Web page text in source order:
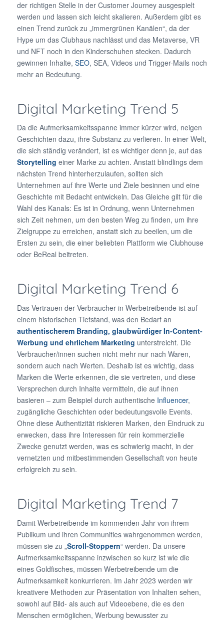
der richtigen Stelle in der Customer Journey ausgespielt
werden und lassen sich leicht skalieren. Außerdem gibt es
einen Trend zurück zu „immergrünen Kanälen“, da der
Hype um das Clubhaus nachlässt und das Metaverse, VR
und NFT noch in den Kinderschuhen stecken. Dadurch
gewinnen Inhalte, SEO, SEA, Videos und Trigger-Mails noch
mehr an Bedeutung.
Digital Marketing Trend 5
Da die Aufmerksamkeitsspanne immer kürzer wird, neigen
Geschichten dazu, ihre Substanz zu verlieren. In einer Welt,
die sich ständig verändert, ist es wichtiger denn je, auf das
Storytelling einer Marke zu achten. Anstatt blindlings dem
nächsten Trend hinterherzulaufen, sollten sich
Unternehmen auf ihre Werte und Ziele besinnen und eine
Geschichte mit Bedacht entwickeln. Das Gleiche gilt für die
Wahl des Kanals: Es ist in Ordnung, wenn Unternehmen
sich Zeit nehmen, um den besten Weg zu finden, um ihre
Zielgruppe zu erreichen, anstatt sich zu beeilen, um die
Ersten zu sein, die einer beliebten Plattform wie Clubhouse
oder BeReal beitreten.
Digital Marketing Trend 6
Das Vertrauen der Verbraucher in Werbetreibende ist auf
einem historischen Tiefstand, was den Bedarf an
authentischerem Branding, glaubwürdiger In-Content-
Werbung und ehrlichem Marketing unterstreicht. Die
Verbraucher/innen suchen nicht mehr nur nach Waren,
sondern auch nach Werten. Deshalb ist es wichtig, dass
Marken die Werte erkennen, die sie vertreten, und diese
Versprechen durch Inhalte vermitteln, die auf ihnen
basieren – zum Beispiel durch authentische Influencer,
zugängliche Geschichten oder bedeutungsvolle Events.
Ohne diese Authentizität riskieren Marken, den Eindruck zu
erwecken, dass ihre Interessen für rein kommerzielle
Zwecke genutzt werden, was es schwierig macht, in der
vernetzten und mitbestimmenden Gesellschaft von heute
erfolgreich zu sein.
Digital Marketing Trend 7
Damit Werbetreibende im kommenden Jahr von ihrem
Publikum und ihren Communities wahrgenommen werden,
müssen sie zu „Scroll-Stoppern“ werden. Da unsere
Aufmerksamkeitsspanne inzwischen so kurz ist wie die
eines Goldfisches, müssen Werbetreibende um die
Aufmerksamkeit konkurrieren. Im Jahr 2023 werden wir
kreativere Methoden zur Präsentation von Inhalten sehen,
sowohl auf Bild- als auch auf Videoebene, die es den
Menschen ermöglichen, Werbung bewusster zu